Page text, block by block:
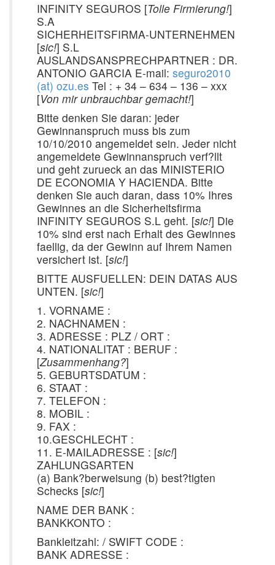
INFINITY SEGUROS [Tolle Firmierung!]
S.A
SICHERHEITSFIRMA-UNTERNEHMEN
[sic!] S.L
AUSLANDSANSPRECHPARTNER : DR.
ANTONIO GARCIA E-mail: seguro2010
(at) ozu.es Tel : + 34 – 634 – 136 – xxx
[Von mir unbrauchbar gemacht!]
Bitte denken Sie daran: jeder
Gewinnanspruch muss bis zum
10/10/2010 angemeldet sein. Jeder nicht
angemeldete Gewinnanspruch verf?llt
und geht zurueck an das MINISTERIO
DE ECONOMIA Y HACIENDA. Bitte
denken Sie auch daran, dass 10% Ihres
Gewinnes an die Sicherheitsfirma
INFINITY SEGUROS S.L geht. [sic!] Die
10% sind erst nach Erhalt des Gewinnes
faellig, da der Gewinn auf Ihrem Namen
versichert ist. [sic!]
BITTE AUSFUELLEN: DEIN DATAS AUS
UNTEN. [sic!]
1. VORNAME :
2. NACHNAMEN :
3. ADRESSE : PLZ / ORT :
4. NATIONALITAT : BERUF :
[Zusammenhang?]
5. GEBURTSDATUM :
6. STAAT :
7. TELEFON :
8. MOBIL :
9. FAX :
10.GESCHLECHT :
11. E-MAILADRESSE : [sic!]
ZAHLUNGSARTEN
(a) Bank?berweisung (b) best?tigten
Schecks [sic!]
NAME DER BANK :
BANKKONTO :
Bankleitzahl: / SWIFT CODE :
BANK ADRESSE :